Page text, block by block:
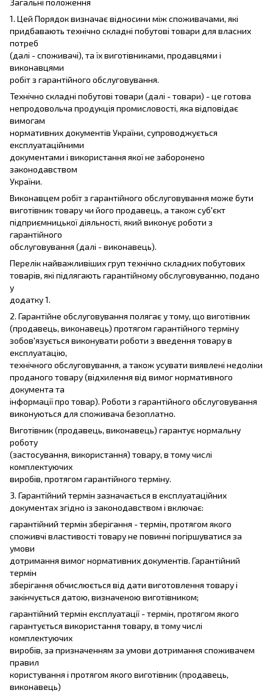
1. Цей Порядок визначає відносини між споживачами, які
придбавають технічно складні побутові товари для власних
потреб
(далі - споживачі), та їх виготівниками, продавцями і
виконавцями
робіт з гарантійного обслуговування.
Технічно складні побутові товари (далі - товари) - це готова
непродовольча продукція промисловості, яка відповідає
вимогам
нормативних документів України, супроводжується
експлуатаційними
документами і використання якої не заборонено
законодавством
України.
Виконавцем робіт з гарантійного обслуговування може бути
виготівник товару чи його продавець, а також суб'єкт
підприємницької діяльності, який виконує роботи з
гарантійного
обслуговування (далі - виконавець).
Перелік найважливіших груп технічно складних побутових
товарів, які підлягають гарантійному обслуговуванню, подано
у
додатку 1.
2. Гарантійне обслуговування полягає у тому, що виготівник
(продавець, виконавець) протягом гарантійного терміну
зобов'язується виконувати роботи з введення товару в
експлуатацію,
технічного обслуговування, а також усувати виявлені недоліки
проданого товару (відхилення від вимог нормативного
документа та
інформації про товар). Роботи з гарантійного обслуговування
виконуються для споживача безоплатно.
Виготівник (продавець, виконавець) гарантує нормальну
роботу
(застосування, використання) товару, в тому числі
комплектуючих
виробів, протягом гарантійного терміну.
3. Гарантійний термін зазначається в експлуатаційних
документах згідно із законодавством і включає:
гарантійний термін зберігання - термін, протягом якого
споживчі властивості товару не повинні погіршуватися за
умови
дотримання вимог нормативних документів. Гарантійний
термін
зберігання обчислюється від дати виготовлення товару і
закінчується датою, визначеною виготівником;
гарантійний термін експлуатації - термін, протягом якого
гарантується використання товару, в тому числі
комплектуючих
виробів, за призначенням за умови дотримання споживачем
правил
користування і протягом якого виготівник (продавець,
виконавець)